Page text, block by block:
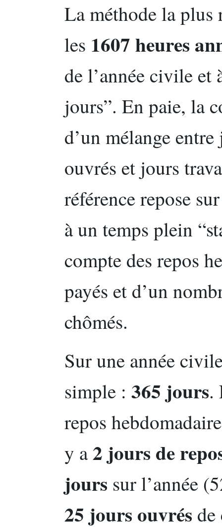
La méthode la plus
les 1607 heures
de l’année civile et
jours”. En paie, la
d’un mélange
ouvrés et jours
référence repose
à un temps plein
compte des repos
payés et d’un
chômés.
Sur une année
simple : 365 jours.
repos
y a2 jours de
jours sur l’année
25 jours ouvrés de